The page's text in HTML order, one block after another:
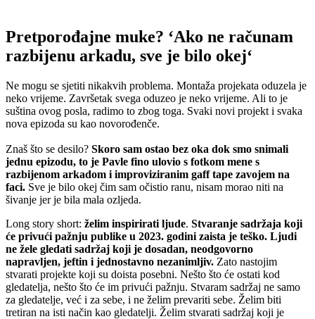
Pretporođajne muke? ‘Ako ne računam
razbijenu arkadu, sve je bilo okej‘
Ne mogu se sjetiti nikakvih problema. Montaža projekata oduzela je
neko vrijeme. Završetak svega oduzeo je neko vrijeme. Ali to je
suština ovog posla, radimo to zbog toga. Svaki novi projekt i svaka
nova epizoda su kao novorođenče.
Znaš što se desilo? Skoro sam ostao bez oka dok smo snimali
jednu epizodu, to je Pavle fino ulovio s fotkom mene s
razbijenom arkadom i improviziranim gaff tape zavojem na
faci. Sve je bilo okej čim sam očistio ranu, nisam morao niti na
šivanje jer je bila mala ozljeda.
Long story short: želim inspirirati ljude. Stvaranje sadržaja koji
će privući pažnju publike u 2023. godini zaista je teško. Ljudi
ne žele gledati sadržaj koji je dosadan, neodgovorno
napravljen, jeftin i jednostavno nezanimljiv. Zato nastojim
stvarati projekte koji su doista posebni. Nešto što će ostati kod
gledatelja, nešto što će im privući pažnju. Stvaram sadržaj ne samo
za gledatelje, već i za sebe, i ne želim prevariti sebe. Želim biti
tretiran na isti način kao gledatelji. Želim stvarati sadržaj koji je